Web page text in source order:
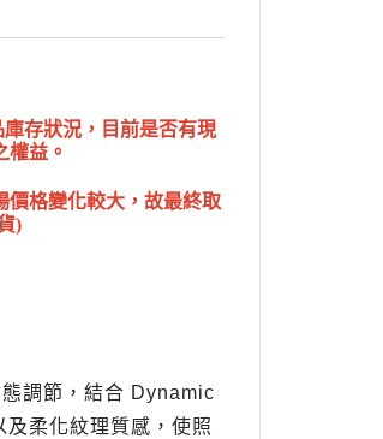
存狀況，目前是否有現
益。
價格變化較大，故最終取
)
調節，結合 Dynamic
柔化紋理質感，使照